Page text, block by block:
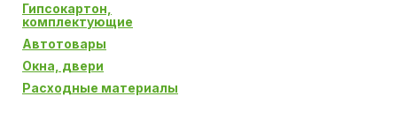
Гипсокартон,
комплектующие
Автотовары
Окна, двери
Расходные материалы